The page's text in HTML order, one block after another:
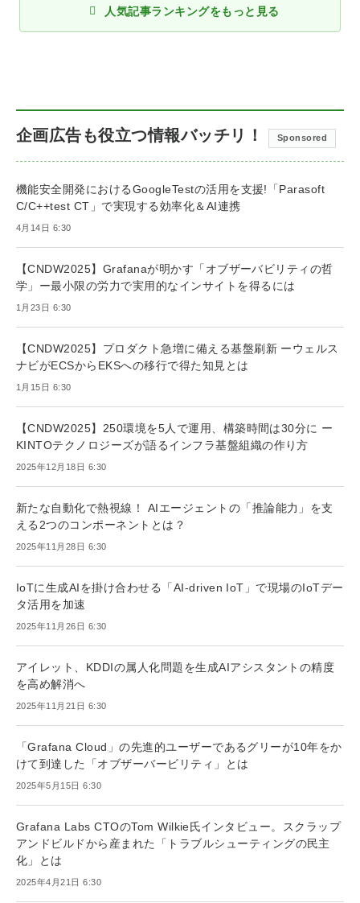
人気記事ランキングをもっと見る
企画広告も役立つ情報バッチリ！ Sponsored
機能安全開発におけるGoogleTestの活用を支援!「Parasoft
C/C++test CT」で実現する効率化＆AI連携
4月14日 6:30
【CNDW2025】Grafanaが明かす「オブザーバビリティの哲
学」ー最小限の労力で実用的なインサイトを得るには
1月23日 6:30
【CNDW2025】プロダクト急増に備える基盤刷新 ーウェルス
ナビがECSからEKSへの移行で得た知見とは
1月15日 6:30
【CNDW2025】250環境を5人で運用、構築時間は30分に ー
KINTOテクノロジーズが語るインフラ基盤組織の作り方
2025年12月18日 6:30
新たな自動化で熱視線！ AIエージェントの「推論能力」を支
える2つのコンポーネントとは？
2025年11月28日 6:30
IoTに生成AIを掛け合わせる「AI-driven IoT」で現場のIoTデー
タ活用を加速
2025年11月26日 6:30
アイレット、KDDIの属人化問題を生成AIアシスタントの精度
を高め解消へ
2025年11月21日 6:30
「Grafana Cloud」の先進的ユーザーであるグリーが10年をか
けて到達した「オブザーバービリティ」とは
2025年5月15日 6:30
Grafana Labs CTOのTom Wilkie氏インタビュー。スクラップ
アンドビルドから産まれた「トラブルシューティングの民主
化」とは
2025年4月21日 6:30